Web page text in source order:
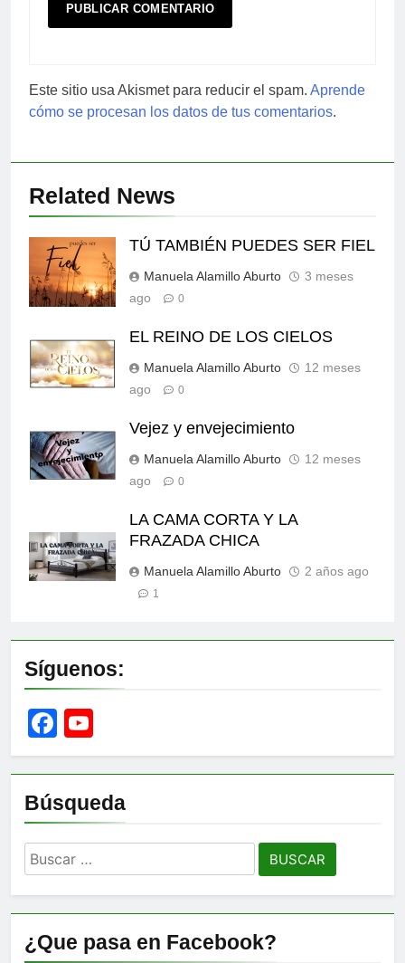
Este sitio usa Akismet para reducir el spam. Aprende
cómo se procesan los datos de tus comentarios.
Related News
TÚ TAMBIÉN PUEDES SER FIEL
Manuela Alamillo Aburto
3 meses
ago
0
EL REINO DE LOS CIELOS
Manuela Alamillo Aburto
12 meses
ago
0
Vejez y envejecimiento
Manuela Alamillo Aburto
12 meses
ago
0
LA CAMA CORTA Y LA
FRAZADA CHICA
Manuela Alamillo Aburto 2 años ago
1
Síguenos:
Facebook
Channel
Búsqueda
Buscar:
¿Que pasa en Facebook?